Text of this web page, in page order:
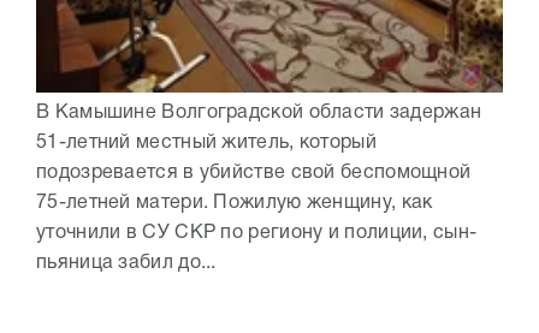
В Камышине Волгоградской области задержан
51-летний местный житель, который
подозревается в убийстве свой беспомощной
75-летней матери. Пожилую женщину, как
уточнили в СУ СКР по региону и полиции, сын-
пьяница забил до...